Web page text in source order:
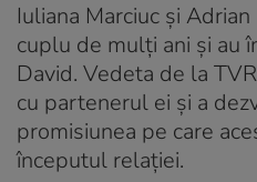
Iuliana Marciuc și
cuplu de mulți ani și au
David. Vedeta de la
cu partenerul ei și a
promisiunea pe care
începutul relației.